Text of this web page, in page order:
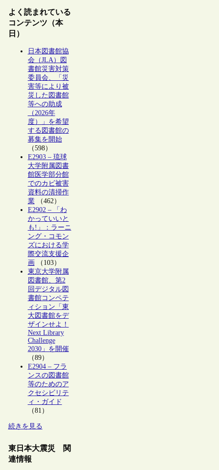
よく読まれている
コンテンツ（本
日）
日本図書館協
会（JLA）図
書館災害対策
委員会、「災
害等により被
災した図書館
等への助成
（2026年
度）」を希望
する図書館の
募集を開始
（598）
E2903 – 琉球
大学附属図書
館医学部分館
でのカビ被害
資料の清掃作
業（462）
E2902 – 「わ
かっていいと
も!」：ラーニ
ング・コモン
ズにおける学
際交流支援企
画 （103）
東京大学附属
図書館、第2
回デジタル図
書館コンペテ
ィション「東
大図書館をデ
ザインせよ！
Next Library
Challenge
2030」を開催
（89）
E2904 – フラ
ンスの図書館
等のためのア
クセシビリテ
ィ・ガイド
（81）
続きを見る
東日本大震災 関
連情報